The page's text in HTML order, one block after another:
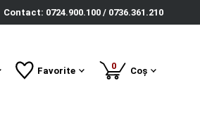
Contact: 0724.900.100 / 0736.361.210
Favorite 0produse
Coș